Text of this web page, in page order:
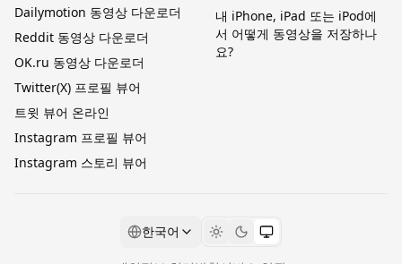
Dailymotion 동영상 다운로더
Reddit 동영상 다운로더
OK.ru 동영상 다운로더
Twitter(X) 프로필 뷰어
트윗 뷰어 온라인
Instagram 프로필 뷰어
Instagram 스토리 뷰어
내 iPhone, iPad 또는 iPod에
서 어떻게 동영상을 저장하나
요?
한국어